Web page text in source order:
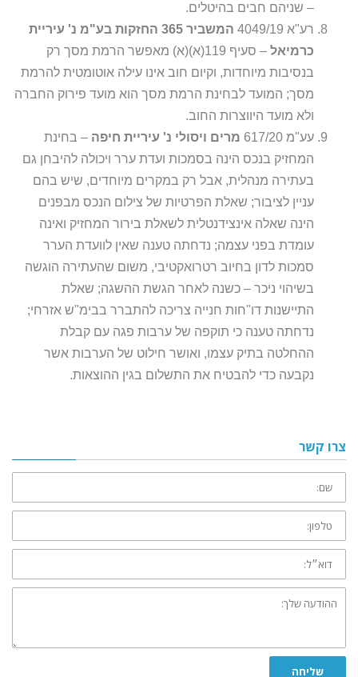
– שניהם חבים בהיטלים.
רע"א 4049/19
המשביר 365 החזקות בע"מ נ' עיריית
כרמיאל
– סעיף 119(א)(א) מאפשר הרמת מסך רק
בנסיבות מיוחדות, וקיום חוב אינו עילה אוטומטית להרמת
מסך; המועד לבחינת הרמת מסך הוא מועד פירוק החברה
ולא מועד היווצרות החוב.
עע"מ 617/20
מרים ויסולי נ' עיריית חיפה – בחינת
המחזיק בנכס הינה בסמכות ועדת ערר ויכולה להיבחן גם
בעתירה מנהלית, אבל רק במקרים מיוחדים, שיש בהם
עניין לציבור; שאלת הפרטיות של צילום הנכס מבפנים
הינה שאלה אינצידנטלית לשאלת בירור המחזיק ואינה
עומדת בפני עצמה; נדחתה טענה שאין לוועדת הערר
סמכות לדון בחיוב רטרואקטיבי, משום שהעתירה הוגשה
בשיהוי ניכר – כשנה לאחר הגשת ההשגה; שאלת
התיישנות דו"חות חנייה צריכה להתברר בבימ"ש אזרחי;
נדחתה טענה כי תוקפה של ערבות פגה עם קבלת
ההחלטה בתיק עצמו, ואושר חילוט של הערבות אשר
נקבעה כדי להבטיח את התשלום בגין ההוצאות.
צרו קשר
שם:
טלפון:
דוא״ל:
ההודעה
שלך:
שליחה